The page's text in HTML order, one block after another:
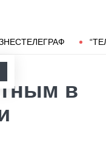
в